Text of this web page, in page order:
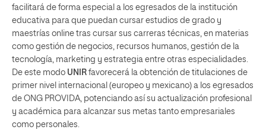
facilitará de forma especial a los egresados de la institución
educativa para que puedan cursar estudios de grado y
maestrías online tras cursar sus carreras técnicas, en materias
como gestión de negocios, recursos humanos, gestión de la
tecnología, marketing y estrategia entre otras especialidades.
De este modo UNIR favorecerá la obtención de titulaciones de
primer nivel internacional (europeo y mexicano) a los egresados
de ONG PROVIDA, potenciando así su actualización profesional
y académica para alcanzar sus metas tanto empresariales
como personales.